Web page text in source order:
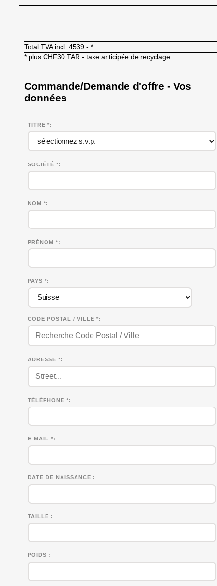
Total TVA incl.4539.- *
* plus CHF30 TAR - taxe anticipée de recyclage
Commande/Demande d'offre - Vos
données
TITRE *
SOCIÉTÉ*
NOM*
PRÉNOM*
PAYS *
CODE POSTAL / VILLE *
ADRESSE *
TÉLÉPHONE *
E-MAIL *
DATE DE NAISSANCE
TAILLE
POIDS